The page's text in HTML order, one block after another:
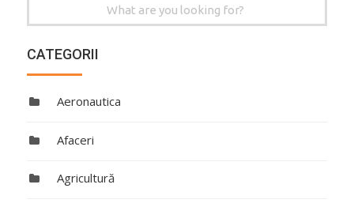
CATEGORII
Aeronautica
Afaceri
Agricultură